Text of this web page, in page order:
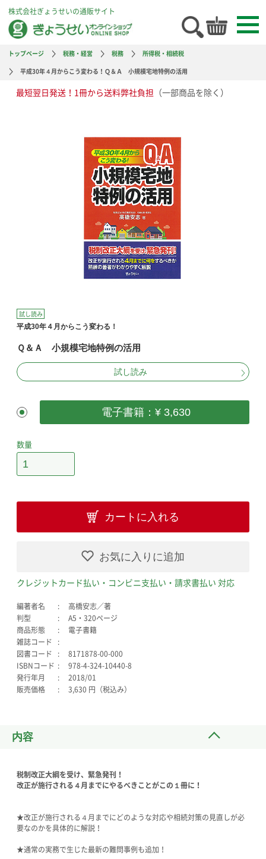
株式会社ぎょうせいの通販サイト
トップページ 税務・経営 税務
所得税・相続税
平成30年４月からこう変わる！Ｑ＆Ａ 小規模宅地特例の活用
最短翌日発送！1冊から送料弊社負担 （一部商品を除く）
試し読み
平成30年４月からこう変わる！
Ｑ＆Ａ 小規模宅地特例の活用
試し読み
電子書籍：¥ 3,630
数量
カートに入れる
お気に入りに追加
クレジットカード払い・コンビニ支払い・請求書払い 対応
編著者名
高橋安志／著
判型
A5・320ページ
商品形態
電子書籍
雑誌コード
図書コード
8171878-00-000
ISBNコード
978-4-324-10440-8
発行年月
2018/01
販売価格
3,630 円（税込み）
内容
税制改正大綱を受け、緊急発刊！
改正が施行される４月までにやるべきことがこの１冊に！
★改正が施行される４月までにどのような対応や相続対策の見直しが必
要なのかを具体的に解説！
★通常の実務で生じた最新の難問事例も追加！